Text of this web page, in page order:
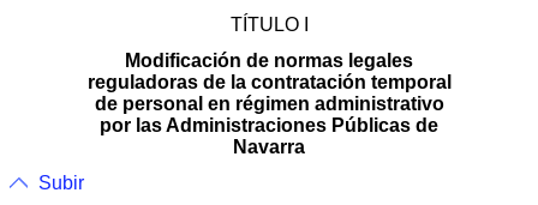
TÍTULO I
Modificación de normas legales
reguladoras de la contratación temporal
de personal en régimen administrativo
por las Administraciones Públicas de
Navarra
Subir